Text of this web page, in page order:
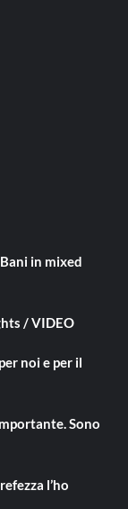
in mixed
/ VIDEO
noi e per il
Sono
l’ho